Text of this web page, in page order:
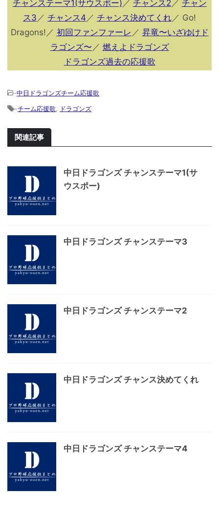
チャンステーマ1(サウスポー) ／ チャンス2 ／ チャン
ス3 ／ チャンス4 ／ チャンス決めてくれ ／ Go!
Dragons!／ 初回ファンファーレ ／ 昇竜〜いざゆけド
ラゴンズ〜 ／ 燃えよドラゴンズ
ドラゴンズ過去の応援歌
-中日ドラゴンズチーム応援歌
-チーム応援歌 ドラゴンズ
関連記事
中日ドラゴンズ チャンステーマ1(サ
ウスポー)
中日ドラゴンズ チャンステーマ3
中日ドラゴンズ チャンステーマ2
中日ドラゴンズ チャンス決めてくれ
中日ドラゴンズ チャンステーマ4